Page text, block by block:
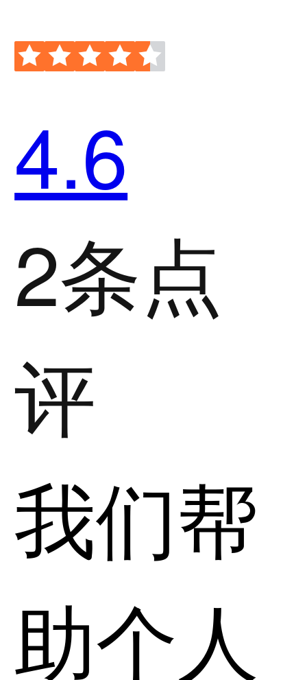
4.6
2条点
评
我们帮
助个人